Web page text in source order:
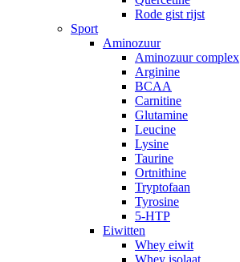
Rode gist rijst
Sport
Aminozuur
Aminozuur complex
Arginine
BCAA
Carnitine
Glutamine
Leucine
Lysine
Taurine
Ortnithine
Tryptofaan
Tyrosine
5-HTP
Eiwitten
Whey eiwit
Whey isolaat